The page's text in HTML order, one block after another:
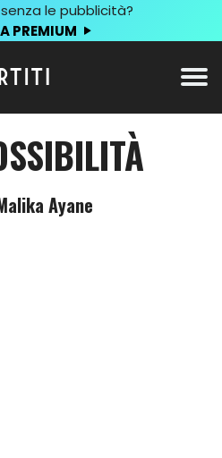
le pubblicità?
PREMIUM
Ayane